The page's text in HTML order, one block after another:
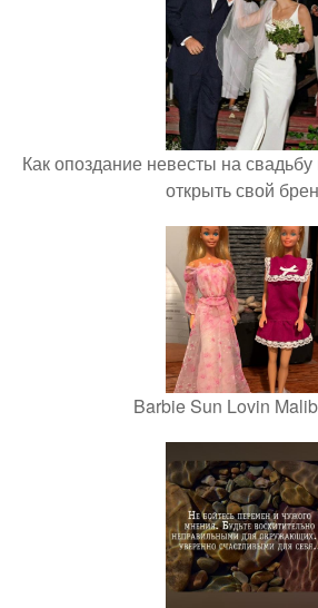
Как опоздание невесты на
открыть свой
Barbie Sun Lovin